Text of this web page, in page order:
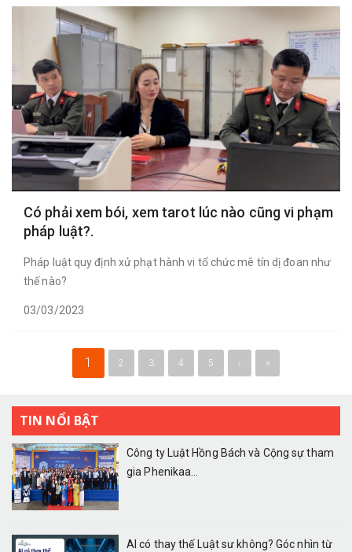
Có phải xem bói, xem tarot lúc nào cũng vi phạm
pháp luật?.
Pháp luật quy định xử phạt hành vi tổ chức mê tín dị đoan như
thế nào?
03/03/2023
1 2 3 4 5 › »
TIN NỔI BẬT
Công ty Luật Hồng Bách và Cộng sự tham
gia Phenikaa...
AI có thay thế Luật sư không? Góc nhìn từ